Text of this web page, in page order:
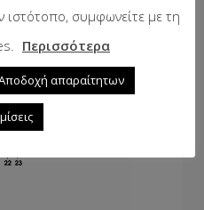
συμφωνείτε με τη
Περισσότερα
απαραίτητων